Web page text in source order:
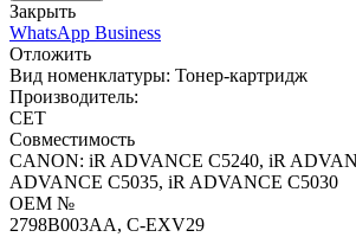
Закрыть
WhatsApp Business
Отложить
Вид номенклатуры: Тонер-картридж
Производитель:
CET
Совместимость
CANON: iR ADVANCE C5240, iR
ADVANCE C5035, iR ADVANCE C5030
OEM №
2798B003AA, C-EXV29